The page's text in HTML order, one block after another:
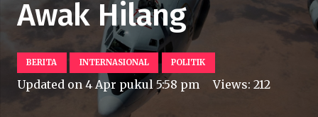
Awak Hilang
BERITA INTERNASIONAL POLITIK
Updated on4 Apr pukul 5:58 pm Views:212